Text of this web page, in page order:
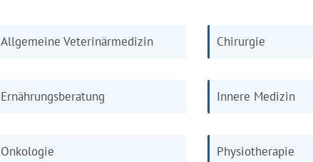
Allgemeine Veterinärmedizin Chirurgie
Ernährungsberatung Innere Medizin
Onkologie Physiotherapie